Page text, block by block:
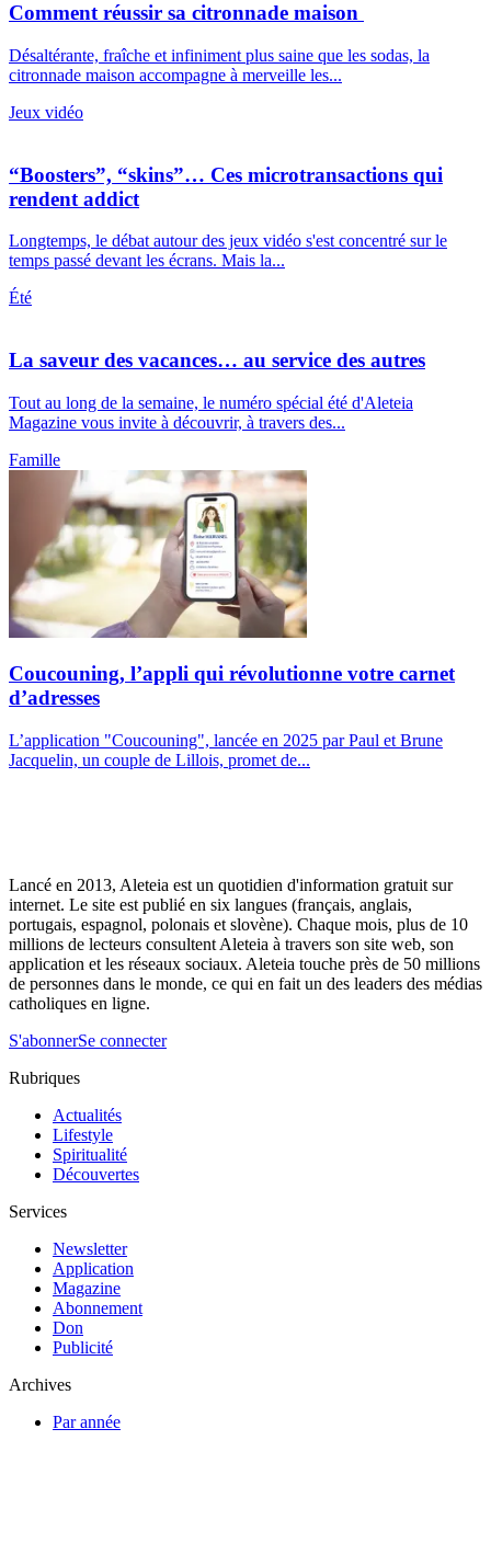
Comment réussir sa citronnade maison
Désaltérante, fraîche et infiniment plus saine que les sodas, la
citronnade maison accompagne à merveille les...
Jeux vidéo
“Boosters”, “skins”… Ces microtransactions qui
rendent addict
Longtemps, le débat autour des jeux vidéo s'est concentré sur le
temps passé devant les écrans. Mais la...
Été
La saveur des vacances… au service des autres
Tout au long de la semaine, le numéro spécial été d'Aleteia
Magazine vous invite à découvrir, à travers des...
Famille
Coucouning, l’appli qui révolutionne votre carnet
d’adresses
L’application "Coucouning", lancée en 2025 par Paul et Brune
Jacquelin, un couple de Lillois, promet de...
Lancé en 2013, Aleteia est un quotidien d'information gratuit sur
internet. Le site est publié en six langues (français, anglais,
portugais, espagnol, polonais et slovène). Chaque mois, plus de 10
millions de lecteurs consultent Aleteia à travers son site web, son
application et les réseaux sociaux. Aleteia touche près de 50 millions
de personnes dans le monde, ce qui en fait un des leaders des médias
catholiques en ligne.
S'abonnerSe connecter
Rubriques
Actualités
Lifestyle
Spiritualité
Découvertes
Services
Newsletter
Application
Magazine
Abonnement
Don
Publicité
Archives
Par année